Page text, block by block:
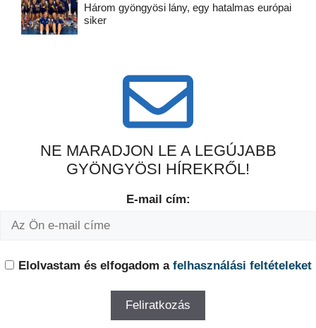
Három gyöngyösi lány, egy hatalmas európai
siker
NE MARADJON LE A LEGÚJABB
GYÖNGYÖSI HÍREKRŐL!
E-mail cím:
Elolvastam és elfogadom a felhasználási feltételeket